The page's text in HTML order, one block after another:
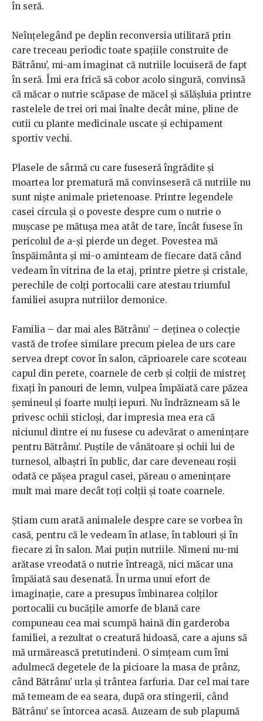
în seră.
Neînțelegând pe deplin reconversia utilitară prin
care treceau periodic toate spațiile construite de
Bătrânu’, mi-am imaginat că nutriile locuiseră de fapt
în seră. Îmi era frică să cobor acolo singură, convinsă
că măcar o nutrie scăpase de măcel și sălășluia printre
rastelele de trei ori mai înalte decât mine, pline de
cutii cu plante medicinale uscate și echipament
sportiv vechi.
Plasele de sârmă cu care fuseseră îngrădite și
moartea lor prematură mă convinseseră că nutriile nu
sunt niște animale prietenoase. Printre legendele
casei circula și o poveste despre cum o nutrie o
mușcase pe mătușa mea atât de tare, încât fusese în
pericolul de a-și pierde un deget. Povestea mă
înspăimânta și mi-o aminteam de fiecare dată când
vedeam în vitrina de la etaj, printre pietre și cristale,
perechile de colți portocalii care atestau triumful
familiei asupra nutriilor demonice.
Familia – dar mai ales Bătrânu’ – deținea o colecție
vastă de trofee similare precum pielea de urs care
servea drept covor în salon, căprioarele care scoteau
capul din perete, coarnele de cerb și colții de mistreț
fixați în panouri de lemn, vulpea împăiată care păzea
șemineul și foarte mulți iepuri. Nu îndrăzneam să le
privesc ochii sticloși, dar impresia mea era că
niciunul dintre ei nu fusese cu adevărat o amenințare
pentru Bătrânu’. Puștile de vânătoare și ochii lui de
turnesol, albaștri în public, dar care deveneau roșii
odată ce pășea pragul casei, păreau o amenințare
mult mai mare decât toți colții și toate coarnele.
Știam cum arată animalele despre care se vorbea în
casă, pentru că le vedeam în atlase, în tablouri și în
fiecare zi în salon. Mai puțin nutriile. Nimeni nu-mi
arătase vreodată o nutrie întreagă, nici măcar una
împăiată sau desenată. În urma unui efort de
imaginație, care a presupus îmbinarea colților
portocalii cu bucățile amorfe de blană care
compuneau cea mai scumpă haină din garderoba
familiei, a rezultat o creatură hidoasă, care a ajuns să
mă urmărească pretutindeni. O simțeam cum îmi
adulmecă degetele de la picioare la masa de prânz,
când Bătrânu’ urla și trântea farfuria. Dar cel mai tare
mă temeam de ea seara, după ora stingerii, când
Bătrânu’ se întorcea acasă. Auzeam de sub plapumă